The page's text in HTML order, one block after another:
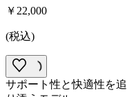
￥22,000
(税込)
サポート性と快適性を